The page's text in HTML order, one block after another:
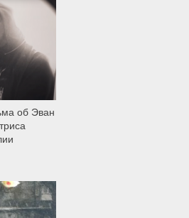
об Эван